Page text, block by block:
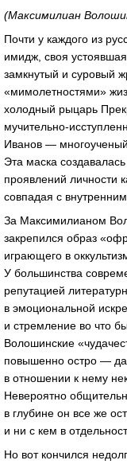
(Максимилиан
Почти у каждого из
имидж, своя
замкнутый и суровый
«мимолетностями»
холодный рыцарь
мучительно-
Иванов —
Эта маска
проявлений личности
совпадая с
За Максимилианом
закрепился образ
играющего в
У большинства
репутацией
в эмоциональной
и стремление во что
Волошинские
повышенно остро —
в отношении к нему
Невероятно
в глубине он все же
и ни с кем в
Но вот кончился